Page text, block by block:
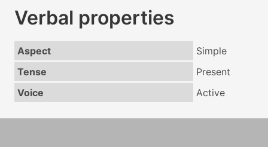
Verbal properties
Aspect
Simple
Tense
Present
Voice
Active